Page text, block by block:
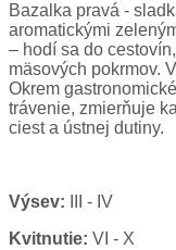
Bazalka pravá -
aromatickými
– hodí sa do
mäsových pokrmov.
Okrem
trávenie, zmierňuje
ciest a ústnej dutiny.
Výsev: III - IV
Kvitnutie: VI - X